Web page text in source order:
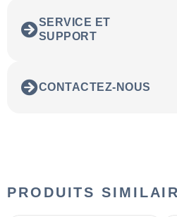
SERVICE ET
SUPPORT
CONTACTEZ-NOUS
PRODUITS